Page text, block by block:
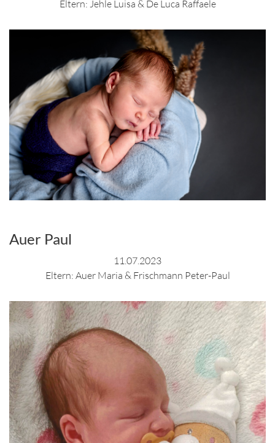
Eltern: Jehle Luisa & De Luca Raffaele
Auer Paul
11.07.2023
Eltern: Auer Maria & Frischmann Peter-Paul